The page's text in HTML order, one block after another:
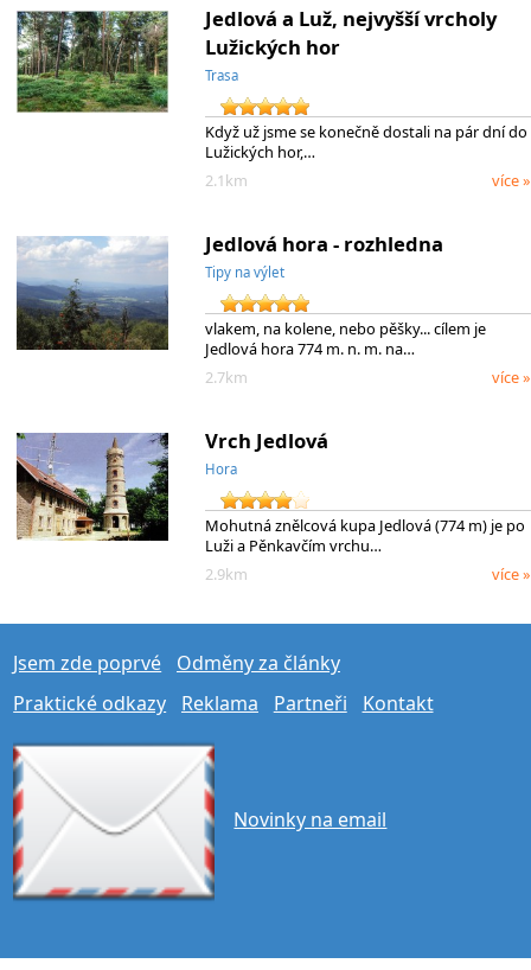
Jedlová a Luž, nejvyšší vrcholy
Lužických hor
Trasa
Když už jsme se konečně dostali na pár dní do
Lužických hor,…
2.1km
více »
Jedlová hora - rozhledna
Tipy na výlet
vlakem, na kolene, nebo pěšky... cílem je
Jedlová hora 774 m. n. m. na…
2.7km
více »
Vrch Jedlová
Hora
Mohutná znělcová kupa Jedlová (774 m) je po
Luži a Pěnkavčím vrchu…
2.9km
více »
Jsem zde poprvé
Odměny za články
Praktické odkazy
Reklama Partneři Kontakt
Novinky na email